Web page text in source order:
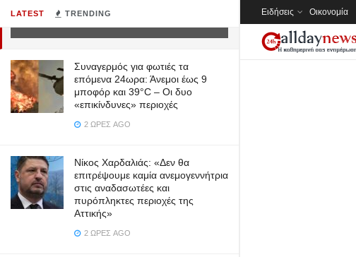
LATEST TRENDING
Συναγερμός για φωτιές τα
επόμενα 24ωρα: Άνεμοι έως 9
μποφόρ και 39°C – Οι δυο
«επικίνδυνες» περιοχές
2 ΏΡΕΣ AGO
Νίκος Χαρδαλιάς: «Δεν θα
επιτρέψουμε καμία ανεμογεννήτρια
στις αναδασωτέες και
πυρόπληκτες περιοχές της
Αττικής»
2 ΏΡΕΣ AGO
Ειδήσεις Οικονομία